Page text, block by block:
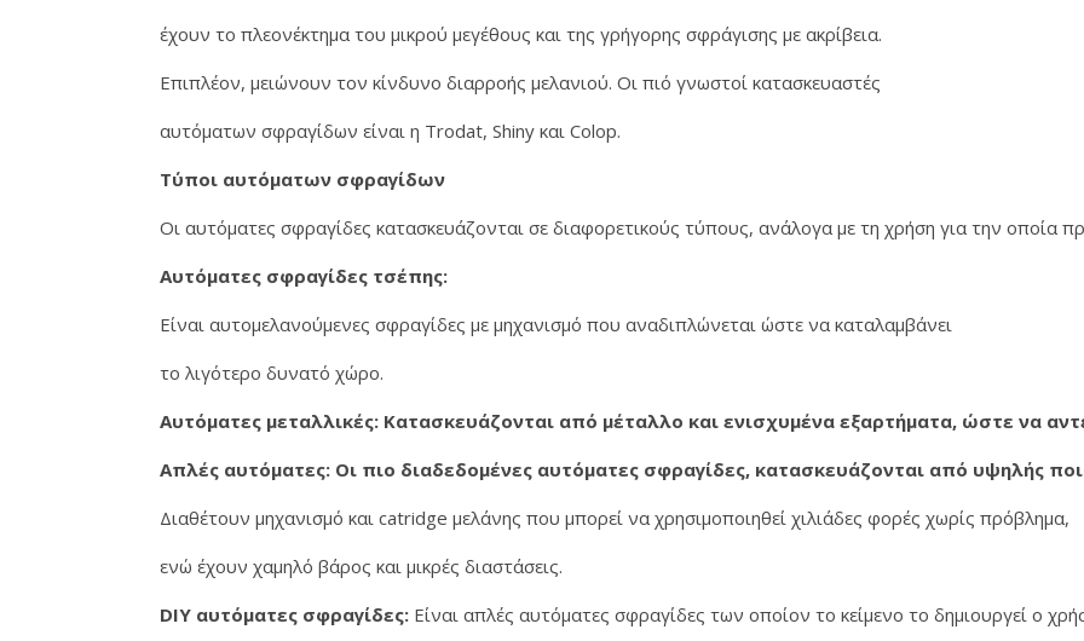
έχουν το πλεονέκτημα του μικρού μεγέθους και της γρήγορης σφράγισης με ακρίβεια.
Επιπλέον, μειώνουν τον κίνδυνο διαρροής μελανιού. Οι πιό γνωστοί κατασκευαστές
αυτόματων σφραγίδων είναι η Trodat, Shiny και Colop.
Τύποι αυτόματων σφραγίδων
Οι αυτόματες σφραγίδες κατασκευάζονται σε διαφορετικούς τύπους, ανάλογα με τη χρήση για την οποία
Αυτόματες σφραγίδες τσέπης:
Είναι αυτομελανούμενες σφραγίδες με μηχανισμό που αναδιπλώνεται ώστε να καταλαμβάνει
το λιγότερο δυνατό χώρο.
Αυτόματες μεταλλικές: Κατασκευάζονται από μέταλλο και ενισχυμένα εξαρτήματα, ώστε να
Απλές αυτόματες: Οι πιο διαδεδομένες αυτόματες σφραγίδες, κατασκευάζονται από υψηλής
Διαθέτουν μηχανισμό και catridge μελάνης που μπορεί να χρησιμοποιηθεί χιλιάδες φορές χωρίς πρόβλημα,
ενώ έχουν χαμηλό βάρος και μικρές διαστάσεις.
DIY αυτόματες σφραγίδες: Είναι απλές αυτόματες σφραγίδες των οποίον το κείμενο το δημιουργεί ο